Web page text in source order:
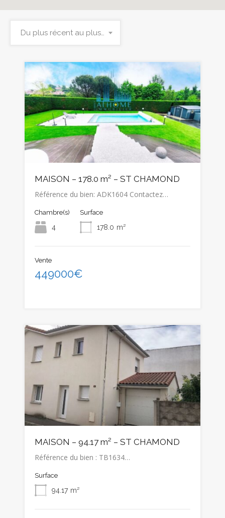
Du plus récent au plus ancien
MAISON – 178.0 m² – ST CHAMOND
Référence du bien: ADK1604 Contactez…
Chambre(s)
4
Surface
178.0 m²
Vente
449000€
MAISON – 94.17 m² – ST CHAMOND
Référence du bien : TB1634…
Surface
94.17 m²